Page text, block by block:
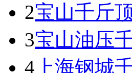
2宝山千斤
3宝山油压
4 上海钢城